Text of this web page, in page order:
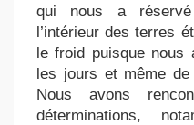
qui nous a
l’intérieur des terres
le froid puisque nous
les jours et même
Nous avons
déterminations,